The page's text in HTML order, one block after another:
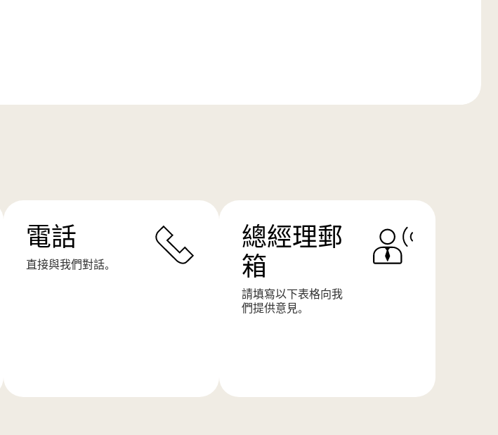
電話
直接與我們對話。
總經理郵
箱
請填寫以下表格向我
們提供意見。